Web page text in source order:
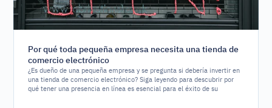
Por qué toda pequeña empresa necesita una tienda de
comercio electrónico
¿Es dueño de una pequeña empresa y se pregunta si debería invertir en
una tienda de comercio electrónico? Siga leyendo para descubrir por
qué tener una presencia en línea es esencial para el éxito de su